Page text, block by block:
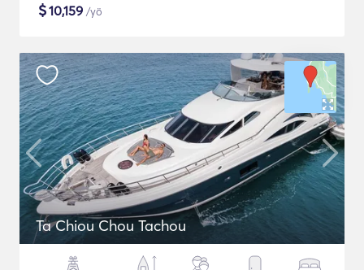
$10,159 /yö
Ta Chiou Chou Tachou